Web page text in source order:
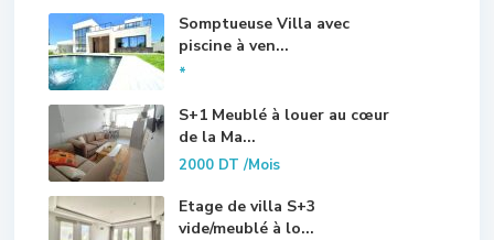
Somptueuse Villa avec
piscine à ven...
*
S+1 Meublé à louer au cœur
de la Ma...
2000 DT/Mois
Etage de villa S+3
vide/meublé à lo...